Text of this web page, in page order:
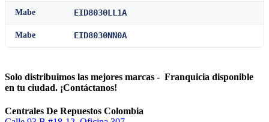
Mabe EID8030LL1A
Mabe EID8030NN0A
Solo distribuimos las mejores marcas - Franquicia disponible
en tu ciudad. ¡Contáctanos!
Centrales De Repuestos Colombia